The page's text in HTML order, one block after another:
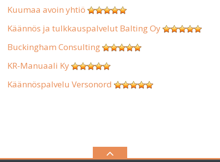
Kuumaa avoin yhtiö
Käännös ja tulkkauspalvelut Balting Oy
Buckingham Consulting
KR-Manuaali Ky
Käännöspalvelu Versonord